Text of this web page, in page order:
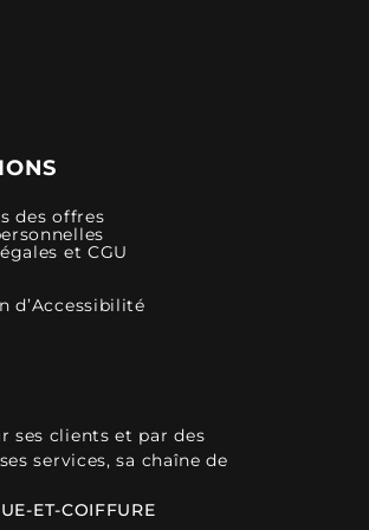
des offres
et CGU
d’Accessibilité
ses clients et par des
services, sa chaîne de